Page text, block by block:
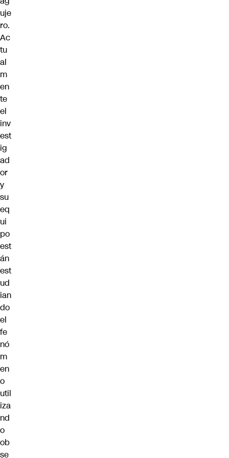
uje
ro.
Ac
tu
al
m
en
te
el
inv
est
ig
ad
or
y
su
eq
ui
po
est
án
est
ud
ian
do
el
fe
nó
m
en
o
util
iza
nd
o
ob
se